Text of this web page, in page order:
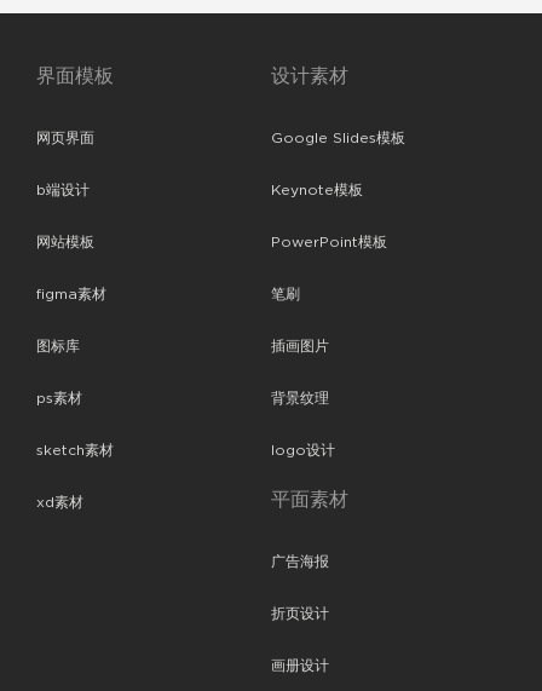
界面模板
网页界面
b端设计
网站模板
figma素材
图标库
ps素材
sketch素材
xd素材
设计素材
Google Slides模板
Keynote模板
PowerPoint模板
笔刷
插画图片
背景纹理
logo设计
平面素材
广告海报
折页设计
画册设计